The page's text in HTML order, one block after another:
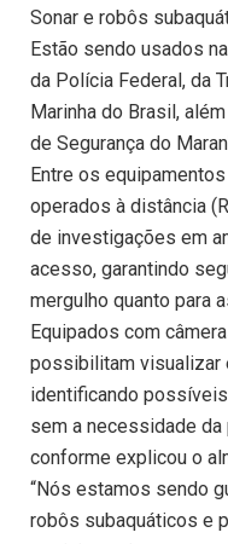
Sonar e robôs
Estão sendo usados
da Polícia Federal, da
Marinha do Brasil,
de Segurança do
Entre os
operados à distância
de investigações em
acesso, garantindo
mergulho quanto para
Equipados com
possibilitam visualizar
identificando
sem a necessidade
conforme explicou o
“Nós estamos sendo
robôs subaquáticos e